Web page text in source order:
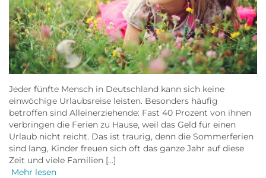
Jeder fünfte Mensch in Deutschland kann sich keine
einwöchige Urlaubsreise leisten. Besonders häufig
betroffen sind Alleinerziehende: Fast 40 Prozent von ihnen
verbringen die Ferien zu Hause, weil das Geld für einen
Urlaub nicht reicht. Das ist traurig, denn die Sommerferien
sind lang, Kinder freuen sich oft das ganze Jahr auf diese
Zeit und viele Familien […]
Mehr lesen